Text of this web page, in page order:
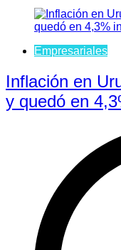
Empresariales
Inflación en
y quedó en